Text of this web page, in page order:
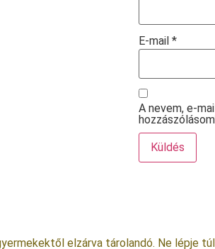
E-mail *
A nevem, e-
elzárva tárolandó. Ne lépje